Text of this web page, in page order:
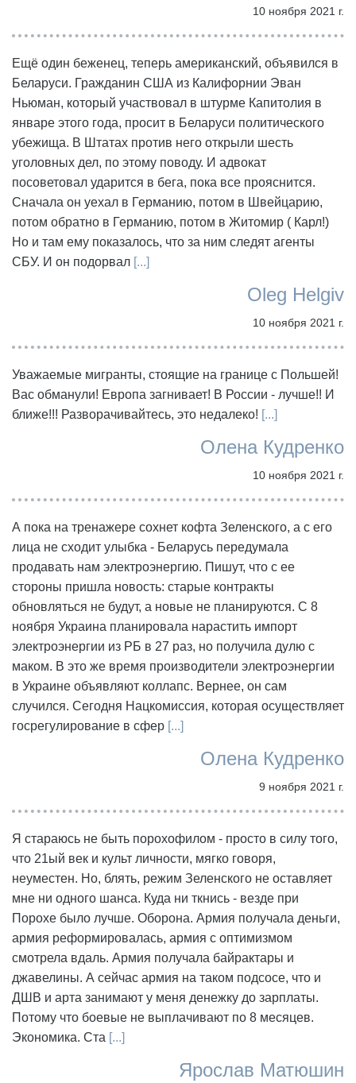
10 ноября 2021 г.
Ещё один беженец, теперь американский, объявился в
Беларуси. Гражданин США из Калифорнии Эван
Ньюман, который участвовал в штурме Капитолия в
январе этого года, просит в Беларуси политического
убежища. В Штатах против него открыли шесть
уголовных дел, по этому поводу. И адвокат
посоветовал ударится в бега, пока все прояснится.
Сначала он уехал в Германию, потом в Швейцарию,
потом обратно в Германию, потом в Житомир ( Карл!)
Но и там ему показалось, что за ним следят агенты
СБУ. И он подорвал [...]
Oleg Helgiv
10 ноября 2021 г.
Уважаемые мигранты, стоящие на границе с Польшей!
Вас обманули! Европа загнивает! В России - лучше!! И
ближе!!! Разворачивайтесь, это недалеко! [...]
Олена Кудренко
10 ноября 2021 г.
А пока на тренажере сохнет кофта Зеленского, а с его
лица не сходит улыбка - Беларусь передумала
продавать нам электроэнергию. Пишут, что с ее
стороны пришла новость: старые контракты
обновляться не будут, а новые не планируются. С 8
ноября Украина планировала нарастить импорт
электроэнергии из РБ в 27 раз, но получила дулю с
маком. В это же время производители электроэнергии
в Украине объявляют коллапс. Вернее, он сам
случился. Сегодня Нацкомиссия, которая осуществляет
госрегулирование в сфер [...]
Олена Кудренко
9 ноября 2021 г.
Я стараюсь не быть порохофилом - просто в силу того,
что 21ый век и культ личности, мягко говоря,
неуместен. Но, блять, режим Зеленского не оставляет
мне ни одного шанса. Куда ни ткнись - везде при
Порохе было лучше. Оборона. Армия получала деньги,
армия реформировалась, армия с оптимизмом
смотрела вдаль. Армия получала байрактары и
джавелины. А сейчас армия на таком подсосе, что и
ДШВ и арта занимают у меня денежку до зарплаты.
Потому что боевые не выплачивают по 8 месяцев.
Экономика. Ста [...]
Ярослав Матюшин